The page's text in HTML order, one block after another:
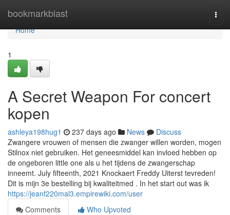
bookmarkblast
Home
Home
1
A Secret Weapon For concert
kopen
ashleya198hug1 237 days ago News
Discuss
Zwangere vrouwen of mensen die zwanger willen worden, mogen
Stilnox niet gebruiken. Het geneesmiddel kan invloed hebben op
de ongeboren little one als u het tijdens de zwangerschap
inneemt. July fifteenth, 2021 Knockaert Freddy Uiterst tevreden!
Dit is mijn 3e bestelling bij kwaliteitmed . In het start out was ik
https://jeanf220mal3.empirewiki.com/user
Comments
Who Upvoted